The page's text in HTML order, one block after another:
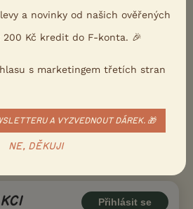
Přihlásit se
a novinky od našich ověřených
200 Kč kredit do F-konta. 🎉
s marketingem třetích stran
A VYZVEDNOUT DÁREK. 🎁
NE, DĚKUJI